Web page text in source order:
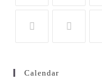
Calendar